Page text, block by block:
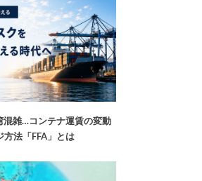
混雑…コンテナ運賃の変動
方法「FFA」とは